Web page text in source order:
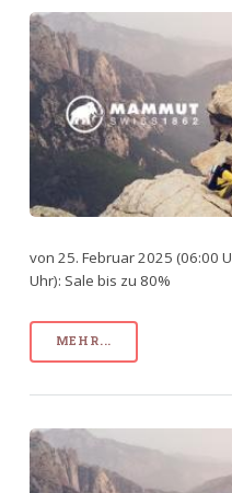
von 25. Februar 2025 (06:00
Uhr): Sale bis zu 80%
MEHR...